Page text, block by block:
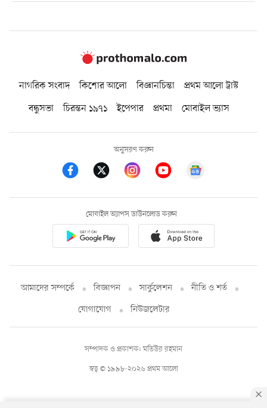
নাগরিক সংবাদ কিশোর আলো বিজ্ঞানচিন্তা
প্রথম আলো ট্রাস্ট
বন্ধুসভা
চিরন্তন ১৯৭১ ইপেপার প্রথমা মোবাইল ভ্যাস
অনুসরণ করুন
মোবাইল অ্যাপস ডাউনলোড করুন
আমাদের সম্পর্কে বিজ্ঞাপন সার্কুলেশন
নীতি ও শর্ত
যোগাযোগ
নিউজলেটার
স্বত্ব © ১৯৯৮-২০২৬ প্রথম আলো
সম্পাদক ও প্রকাশক: মতিউর রহমান